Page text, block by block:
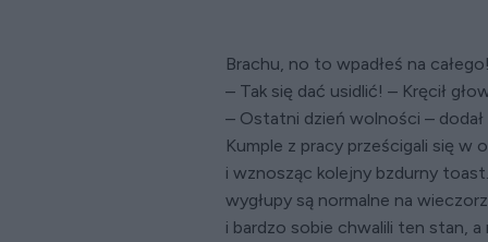
Brachu, no to wpadłeś na
– Tak się dać usidlić! – Kręcił
– Ostatni dzień wolności –
Kumple z pracy prześcigali się w
i wznosząc kolejny bzdurny
wygłupy są normalne na
i bardzo sobie chwalili ten stan, a